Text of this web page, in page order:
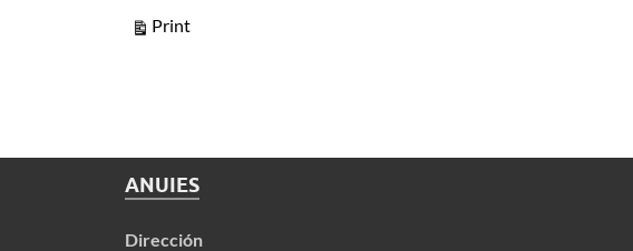
PrintView
ANUIES
Dirección